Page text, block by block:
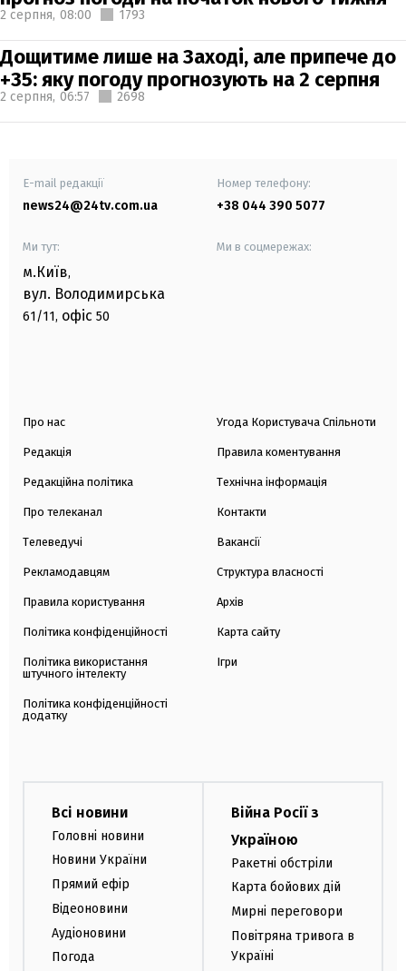
2 серпня, 08:00 1793
Дощитиме лише на Заході, але припече до
+35: яку погоду прогнозують на 2 серпня
2 серпня, 06:57 2698
E-mail редакції
news24@24tv.com.ua
Номер телефону:
+38 044 390 5077
Ми тут:
м.Київ,
вул. Володимирська
61/11, офіс 50
Ми в соцмережах:
Про нас
Редакція
Редакційна політика
Про телеканал
Телеведучі
Рекламодавцям
Правила користування
Політика конфіденційності
Політика використання
штучного інтелекту
Політика конфіденційності
додатку
Угода Користувача Спільноти
Правила коментування
Технічна інформація
Контакти
Вакансії
Структура власності
Архів
Карта сайту
Ігри
Всі новини
Головні новини
Новини України
Прямий ефір
Відеоновини
Аудіоновини
Погода
Війна Росії з
Україною
Ракетні обстріли
Карта бойових дій
Мирні переговори
Повітряна тривога в
Україні